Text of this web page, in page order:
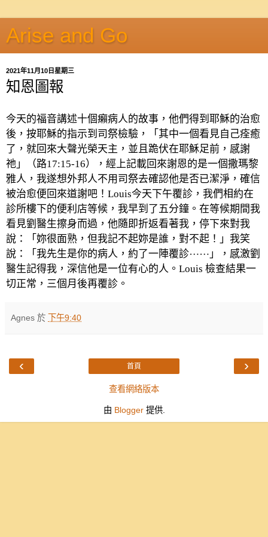
Arise and Go
2021年11月10日星期三
知恩圖報
今天的福音講述十個癩病人的故事，他們得到耶穌的治愈
後，按耶穌的指示到司祭檢驗，「其中一個看見自己痊癒
了，就回來大聲光榮天主，並且跪伏在耶穌足前，感謝
祂」（路17:15-16），經上記載回來謝恩的是一個撒瑪黎
雅人，我遂想外邦人不用司祭去確認他是否已潔淨，確信
被治愈便回來道謝吧！ Louis今天下午覆診，我們相約在
診所樓下的便利店等候，我早到了五分鐘。在等候期間我
看見劉醫生擦身而過，他隨即折返看著我，停下來對我
說：「妳很面熟，但我記不起妳是誰，對不起！」我笑
說：「我先生是你的病人，約了一陣覆診⋯⋯」，感激劉
醫生記得我，深信他是一位有心的人。 Louis 檢查結果一
切正常，三個月後再覆診。
Agnes 於 下午9:40
‹ ›
首頁
查看網絡版本
由 Blogger提供.